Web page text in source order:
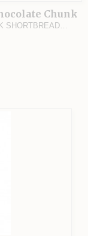
Chunk
SHORTBREAD…